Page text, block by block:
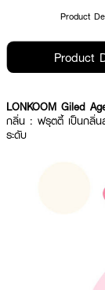
Product
Product
LONKOOM Giled
กลิ่น : ฟรุตตี้ เป็นกลิ่น
ระดับ